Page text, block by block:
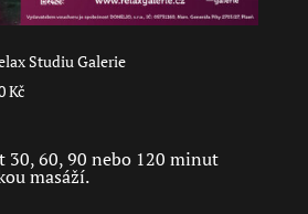
produktu
Studiu Galerie
KčRozpětí
až
30, 60, 90 nebo 120 minut
masáží.